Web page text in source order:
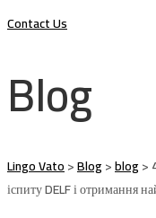
Contact Us
Blog
Lingo Vato>Blog>blog>
іспиту DELF і отримання